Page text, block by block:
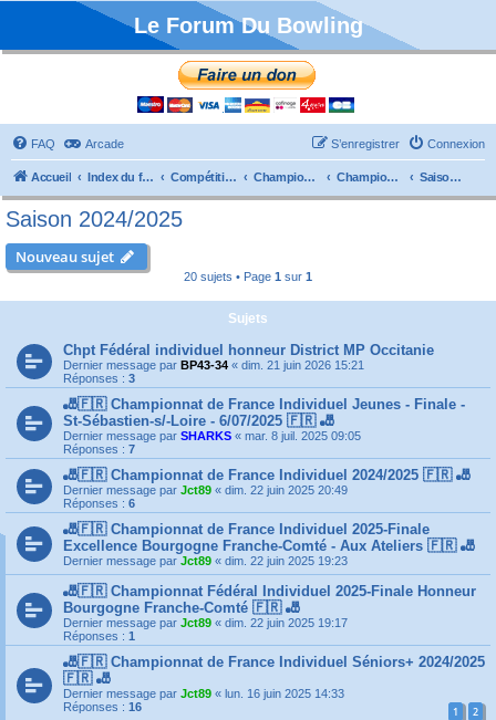
Le Forum Du Bowling
FAQ Arcade Connexion
S’enregistrer
Accueil Index du forum Compétitions Championnats de France Championnat Individuels Saison 2024/2025
Saison 2024/2025
Nouveau sujet
20 sujets • Page 1 sur 1
Sujets
Chpt Fédéral individuel honneur District MP Occitanie
Dernier message par BP43-34 « dim. 21 juin 2026 15:21
Réponses : 3
🎳🇫🇷 Championnat de France Individuel Jeunes - Finale -
St-Sébastien-s/-Loire - 6/07/2025 🇫🇷 🎳
Dernier message par SHARKS « mar. 8 juil. 2025 09:05
Réponses : 7
🎳🇫🇷 Championnat de France Individuel 2024/2025 🇫🇷 🎳
Dernier message par Jct89 « dim. 22 juin 2025 20:49
Réponses : 6
🎳🇫🇷 Championnat de France Individuel 2025-Finale
Excellence Bourgogne Franche-Comté - Aux Ateliers 🇫🇷 🎳
Dernier message par Jct89 « dim. 22 juin 2025 19:23
🎳🇫🇷 Championnat Fédéral Individuel 2025-Finale Honneur
Bourgogne Franche-Comté 🇫🇷 🎳
Dernier message par Jct89 « dim. 22 juin 2025 19:17
Réponses : 1
🎳🇫🇷 Championnat de France Individuel Séniors+ 2024/2025
🇫🇷 🎳
Dernier message par Jct89 « lun. 16 juin 2025 14:33
Réponses : 16 1 2